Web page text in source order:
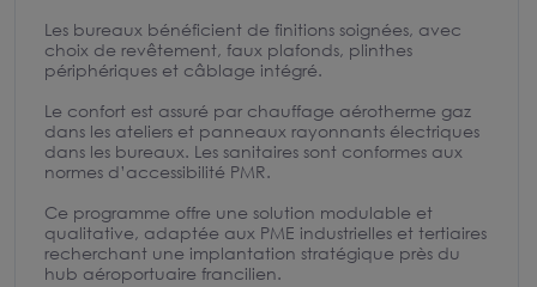
Les bureaux bénéficient de finitions soignées, avec
choix de revêtement, faux plafonds, plinthes
périphériques et câblage intégré.
Le confort est assuré par chauffage aérotherme gaz
dans les ateliers et panneaux rayonnants électriques
dans les bureaux. Les sanitaires sont conformes aux
normes d’accessibilité PMR.
Ce programme offre une solution modulable et
qualitative, adaptée aux PME industrielles et tertiaires
recherchant une implantation stratégique près du
hub aéroportuaire francilien.